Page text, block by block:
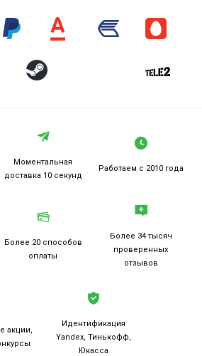
Моментальная
доставка 10 секунд
Работаем с 2010 года
Более 20 способов
оплаты
Более 34 тысяч
проверенных
отзывов
акции,
Идентификация
Yandex, Тинькофф,
Юкасса